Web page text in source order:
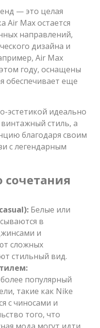
— это целая
Air Max остается
направлений,
дизайна и
Air Max
году, оснащены
обеспечивает еще
эстетикой идеально
стиль, а
благодаря своим
с легендарным
сочетания
Белые или
в
и
сложных
стильный вид.
популярный
такие как Nike
с чиносами и
того, что